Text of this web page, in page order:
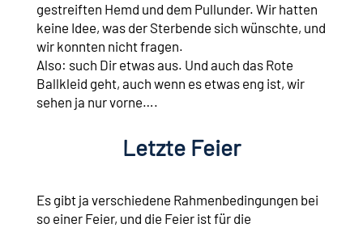
gestreiften Hemd und dem Pullunder. Wir hatten
keine Idee, was der Sterbende sich wünschte, und
wir konnten nicht fragen.
Also: such Dir etwas aus. Und auch das Rote
Ballkleid geht, auch wenn es etwas eng ist, wir
sehen ja nur vorne….
Letzte Feier
Es gibt ja verschiedene Rahmenbedingungen bei
so einer Feier, und die Feier ist für die